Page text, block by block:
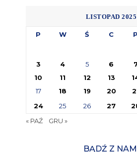
LISTOPAD 2025
P W Ś C P
3
4 5 6
10
11 12 13
17
18 19 20
24
25 26 27
« PAŹ
GRU »
BĄDŹ Z